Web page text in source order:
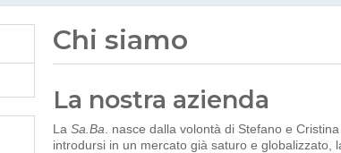
Chi siamo
La nostra azienda
La Sa.Ba . nasce dalla volontà di Stefano e
introdursi in un mercato già saturo e